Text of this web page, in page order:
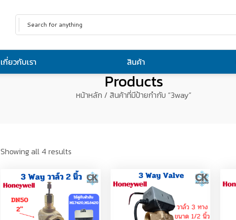
เกี่ยวกับเรา สินค้า
Products
หน้าหลัก / สินค้าที่มีป้ายกำกับ “3way”
Showing all 4 results